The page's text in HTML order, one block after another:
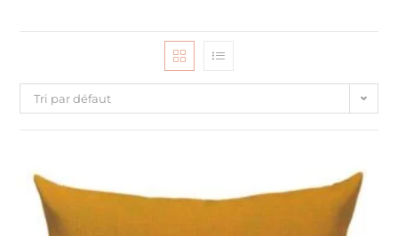
Tri par défaut